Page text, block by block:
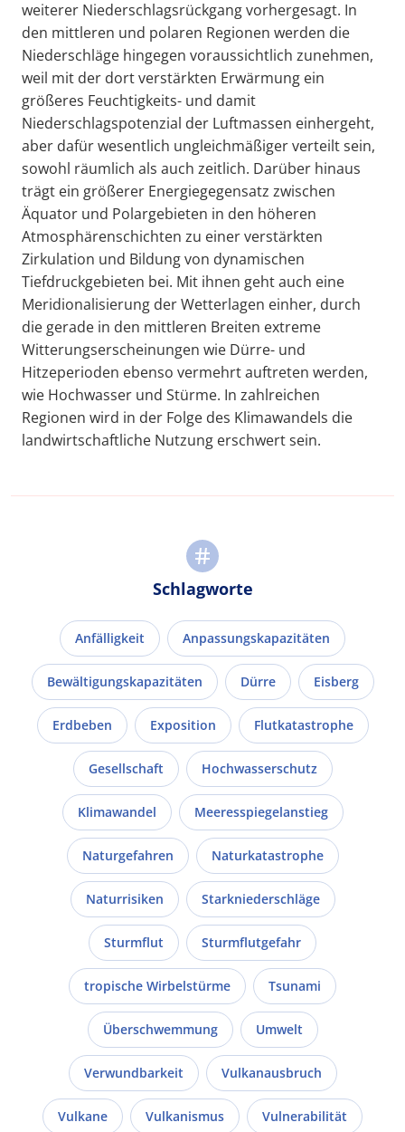
weiterer Niederschlagsrückgang vorhergesagt. In
den mittleren und polaren Regionen werden die
Niederschläge hingegen voraussichtlich zunehmen,
weil mit der dort verstärkten Erwärmung ein
größeres Feuchtigkeits- und damit
Niederschlagspotenzial der Luftmassen einhergeht,
aber dafür wesentlich ungleichmäßiger verteilt sein,
sowohl räumlich als auch zeitlich. Darüber hinaus
trägt ein größerer Energiegegensatz zwischen
Äquator und Polargebieten in den höheren
Atmosphärenschichten zu einer verstärkten
Zirkulation und Bildung von dynamischen
Tiefdruckgebieten bei. Mit ihnen geht auch eine
Meridionalisierung der Wetterlagen einher, durch
die gerade in den mittleren Breiten extreme
Witterungserscheinungen wie Dürre- und
Hitzeperioden ebenso vermehrt auftreten werden,
wie Hochwasser und Stürme. In zahlreichen
Regionen wird in der Folge des Klimawandels die
landwirtschaftliche Nutzung erschwert sein.
Schlagworte
Anfälligkeit Anpassungskapazitäten
Bewältigungskapazitäten Dürre Eisberg
Erdbeben Exposition Flutkatastrophe
Gesellschaft Hochwasserschutz
Klimawandel Meeresspiegelanstieg
Naturgefahren Naturkatastrophe
Naturrisiken Starkniederschläge
Sturmflut Sturmflutgefahr
tropische Wirbelstürme Tsunami
Überschwemmung Umwelt
Verwundbarkeit Vulkanausbruch
Vulkane Vulkanismus Vulnerabilität